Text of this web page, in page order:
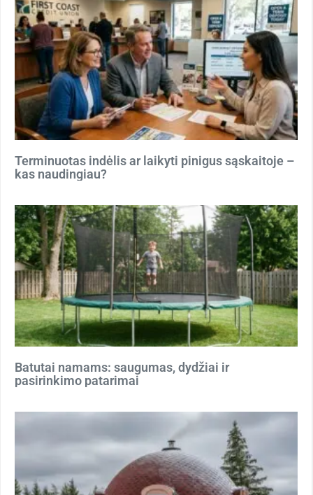
Terminuotas indėlis ar laikyti pinigus sąskaitoje –
kas naudingiau?
Batutai namams: saugumas, dydžiai ir
pasirinkimo patarimai